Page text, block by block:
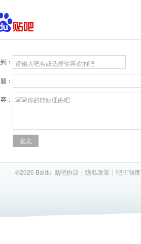
： 请输入吧名或选择你喜欢的吧
：
： 写写你的转贴理由吧
发表
©2026 Baidu 贴吧协议 | 隐私政策 | 吧主制度